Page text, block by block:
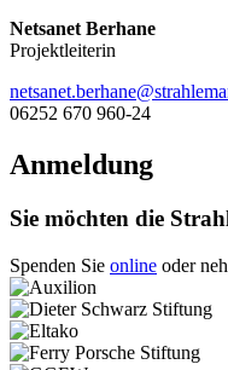
Netsanet Berhane
Projektleiterin
06252 670 960-24
Anmeldung
Sie möchten die
Spenden Sie online oder